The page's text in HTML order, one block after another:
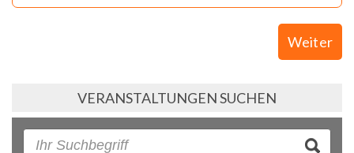
Weiter
VERANSTALTUNGEN SUCHEN